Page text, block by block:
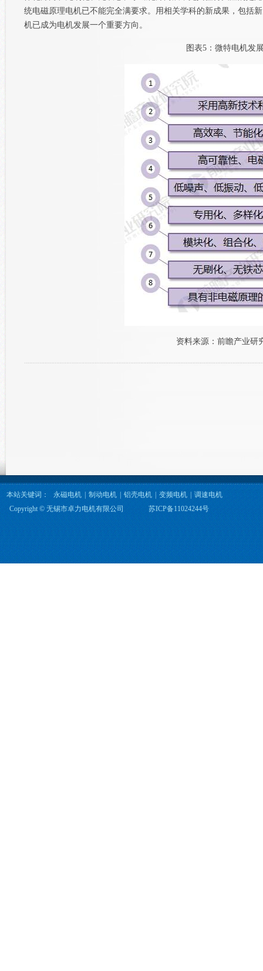
统电磁原理电机已不能完全满要求。用相关学科的新成果，包括
机已成为电机发展一个重要方向。
图表5：微特电机发
资料来源：前瞻产业研
本站关键词： 永磁电机 | 制动电机 | 铝壳电机 | 变频电机 | 调速电机
Copyright © 无锡市卓力电机有限公司苏ICP备11024244号